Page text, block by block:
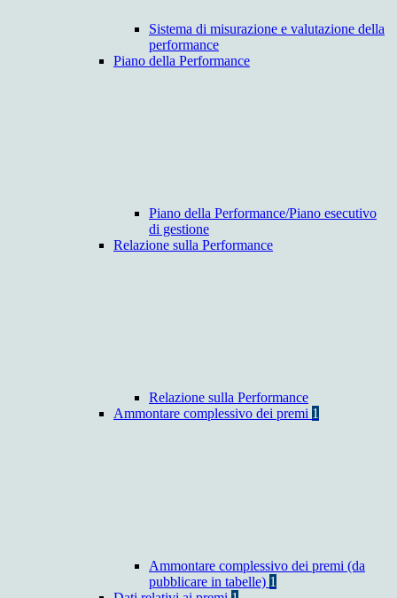
Sistema di misurazione e valutazione della
performance
Piano della Performance
Piano della Performance/Piano esecutivo
di gestione
Relazione sulla Performance
Relazione sulla Performance
Ammontare complessivo dei premi 1
Ammontare complessivo dei premi (da
pubblicare in tabelle) 1